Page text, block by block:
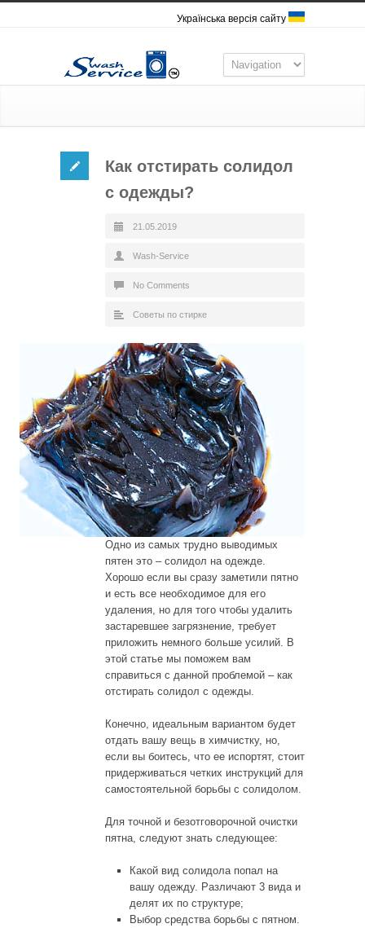
Українська версія сайту
Как отстирать солидол
с одежды?
21.05.2019
Wash-Service
No Comments
Советы по стирке
Одно из самых трудно выводимых
пятен это – солидол на одежде.
Хорошо если вы сразу заметили пятно
и есть все необходимое для его
удаления, но для того чтобы удалить
застаревшее загрязнение, требует
приложить немного больше усилий. В
этой статье мы поможем вам
справиться с данной проблемой – как
отстирать солидол с одежды.
Конечно, идеальным вариантом будет
отдать вашу вещь в химчистку, но,
если вы боитесь, что ее испортят, стоит
придерживаться четких инструкций для
самостоятельной борьбы с солидолом.
Для точной и безотговорочной очистки
пятна, следуют знать следующее:
Какой вид солидола попал на
вашу одежду. Различают 3 вида и
делят их по структуре;
Выбор средства борьбы с пятном.